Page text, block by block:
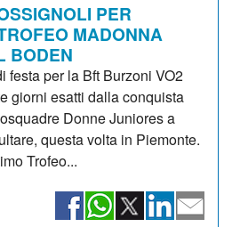
PER
MADONNA
BODEN
festa per la Bft Burzoni VO2
giorni esatti dalla conquista
Donne Juniores a
questa volta in Piemonte.
Trofeo...